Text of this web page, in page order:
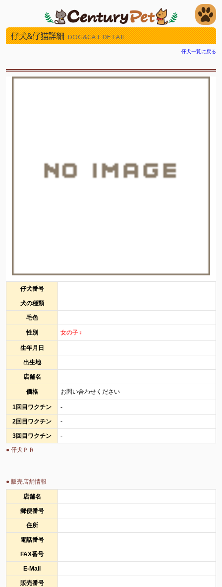
仔犬&仔猫詳細 DOG&CAT DETAIL
仔犬一覧に戻る
仔犬番号
犬の種類
毛色
性別 女の子♀
生年月日
出生地
店舗名
価格 お問い合わせください
1回目ワクチン -
2回目ワクチン -
3回目ワクチン
-
● 仔犬ＰＲ
● 販売店舗情報
店舗名
郵便番号
住所
電話番号
FAX番号
E-Mail
販売番号